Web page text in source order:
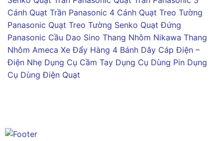
Cánh Quạt Trần Panasonic 4 Cánh Quạt Treo Tường
Panasonic Quạt Treo Tường Senko Quạt Đứng
Panasonic Cầu Dao Sino Thang Nhôm Nikawa Thang
Nhôm Ameca Xe Đẩy Hàng 4 Bánh Dây Cáp Điện –
Điện Nhẹ Dụng Cụ Cầm Tay Dụng Cụ Dùng Pin Dụng
Cụ Dùng Điện Quạt